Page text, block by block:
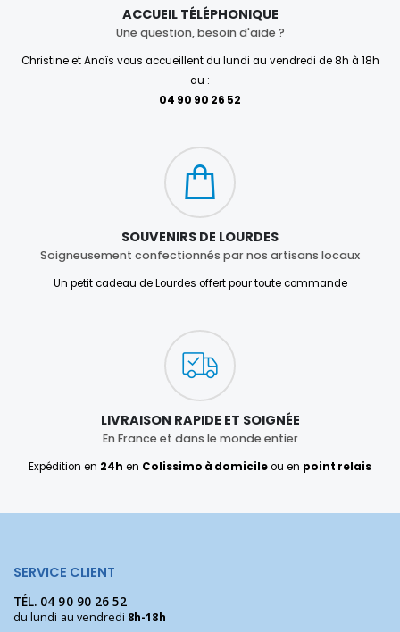
ACCUEIL TÉLÉPHONIQUE
Une question, besoin d'aide ?
Christine et Anaïs vous accueillent du lundi au vendredi de 8h à 18h
au :
04 90 90 26 52
SOUVENIRS DE LOURDES
Soigneusement confectionnés par nos artisans locaux
Un petit cadeau de Lourdes offert pour toute commande
LIVRAISON RAPIDE ET SOIGNÉE
En France et dans le monde entier
Expédition en 24h en Colissimo à domicileou en point relais
SERVICE CLIENT
TÉL. 04 90 90 26 52
du lundi au vendredi 8h-18h